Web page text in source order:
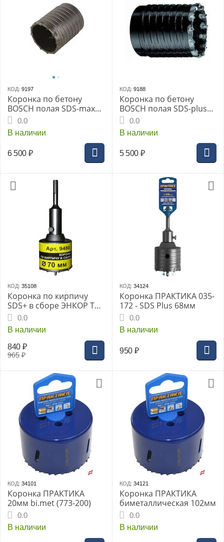
КОД: 9197
Коронка по бетону
BOSCH полая SDS-max
80мм (1.618.550.082)
0.0
В наличии
6 500 ₽
КОД: 9188
Коронка по бетону
BOSCH полая SDS-plus
80мм (2.608.550.065)
0.0
В наличии
5 500 ₽
КОД: 35108
Коронка по кирпичу
SDS+ в сборе ЭНКОР ТС
70х50мм 1/4/24 (9480)
0.0
В наличии
965 ₽
840 ₽
КОД: 34124
Коронка ПРАКТИКА 035-
172 - SDS Plus 68мм
0.0
В наличии
950 ₽
КОД: 34101
Коронка ПРАКТИКА
20мм bi.met (773-200)
0.0
В наличии
КОД: 34121
Коронка ПРАКТИКА
биметаллическая 102мм
0.0
В наличии